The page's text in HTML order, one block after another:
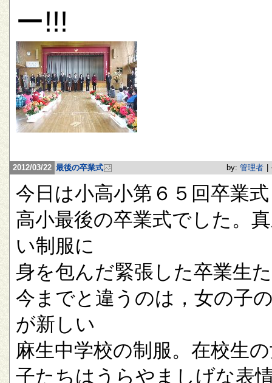
ー!!!
2012/03/22 最後の卒業式 by: 管理者
今日は小高小第６５回卒業
高小最後の卒業式でした。
い制服に
身を包んだ緊張した卒業生
今までと違うのは，女の子
が新しい
麻生中学校の制服。在校生
子たちはうらやましげな表